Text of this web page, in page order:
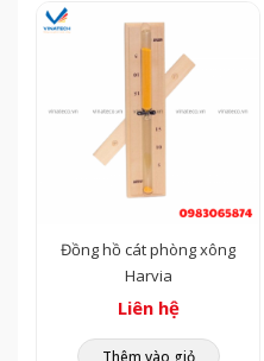
Đồng hồ cát phòng xông
Harvia
Liên hệ
Thêm vào giỏ